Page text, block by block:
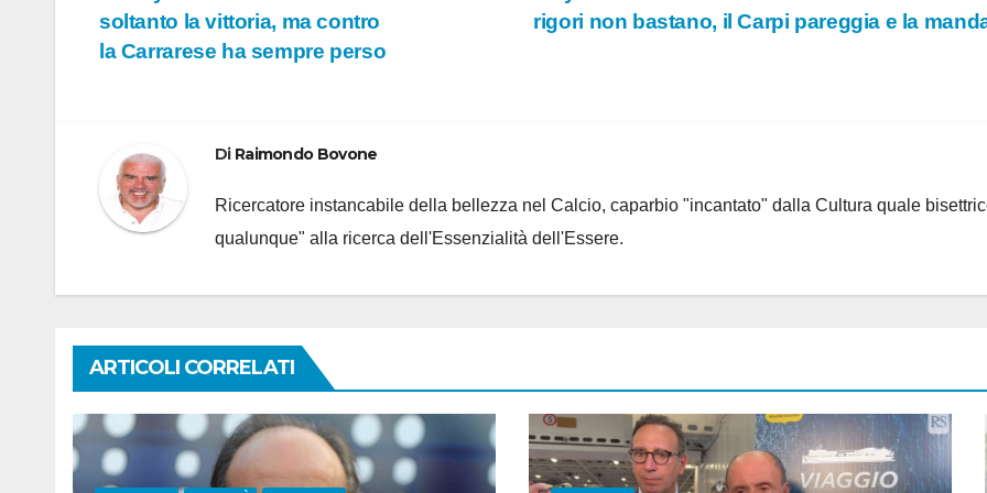
articoli
rigori non bastano, il Carpi pareggia e la
soltanto la vittoria, ma contro
la Carrarese ha sempre perso
Di Raimondo Bovone
Ricercatore instancabile della bellezza nel Calcio, caparbio "incantato" dalla Cultura quale
qualunque" alla ricerca dell'Essenzialità dell'Essere.
ARTICOLI CORRELATI